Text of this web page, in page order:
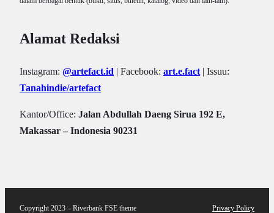
Alamat Redaksi
Instagram: @artefact.id | Facebook: art.e.fact | Issuu:
Tanahindie/artefact
Kantor/Office: Jalan Abdullah Daeng Sirua 192 E,
Makassar – Indonesia 90231
Copyright 2023 – Riverbank FSE theme Privacy Policy